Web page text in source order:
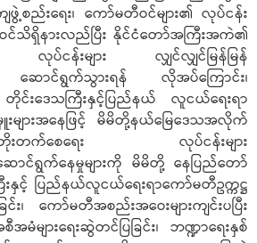
ဖွဲ့စည်းရေး၊ ကော်မတီဝင်များ၏ လုပ်ငန်း
င်သိရှိနားလည်ပြီး နိုင်ငံတော်အကြီးအကဲ၏
ပ်ငန်းများ လျှင်လျှင်မြန်မြန်
ောင်ရွက်သွားရန် လိုအပ်ကြောင်း၊
တိုင်းဒေသကြီးနှင့်ပြည်နယ် လူငယ်ရေးရာ
များအနေဖြင့် မိမိတို့နယ်မြေဒေသအလိုက်
းတိုးတက်စေရေး လုပ်ငန်းများ
င်ရွက်နေမှုများကို မိမိတို့ နေပြည်တော်
နှင့် ပြည်နယ်လူငယ်ရေးရာကော်မတီဥက္ကဋ္ဌ
ကော်မတီအစည်းအဝေးများကျင်းပပြီး‌
ျားရေးဆွဲတင်ပြခြင်း၊ ဘဏ္ဍာရေးနှစ်